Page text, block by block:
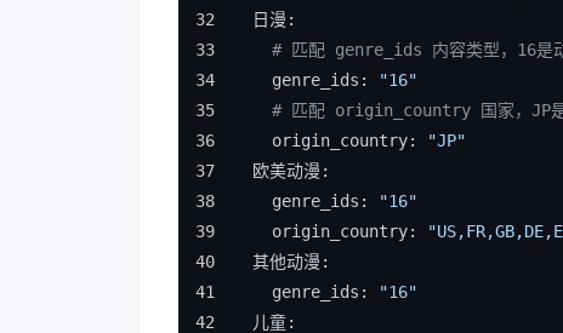
  日漫:
# 匹配 genre_ids 内容类型，16是
    genre_ids:
"16"
# 匹配 origin_country 国家，JP
    origin_country:
"JP"
  欧美动漫:
    genre_ids:
"16"
    origin_country:
  其他动漫:
    genre_ids:
"16"
  儿童: